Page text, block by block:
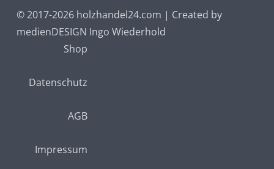
© 2017-2026 holzhandel24.com | Created by
medienDESIGN Ingo Wiederhold
Shop
Datenschutz
AGB
Impressum